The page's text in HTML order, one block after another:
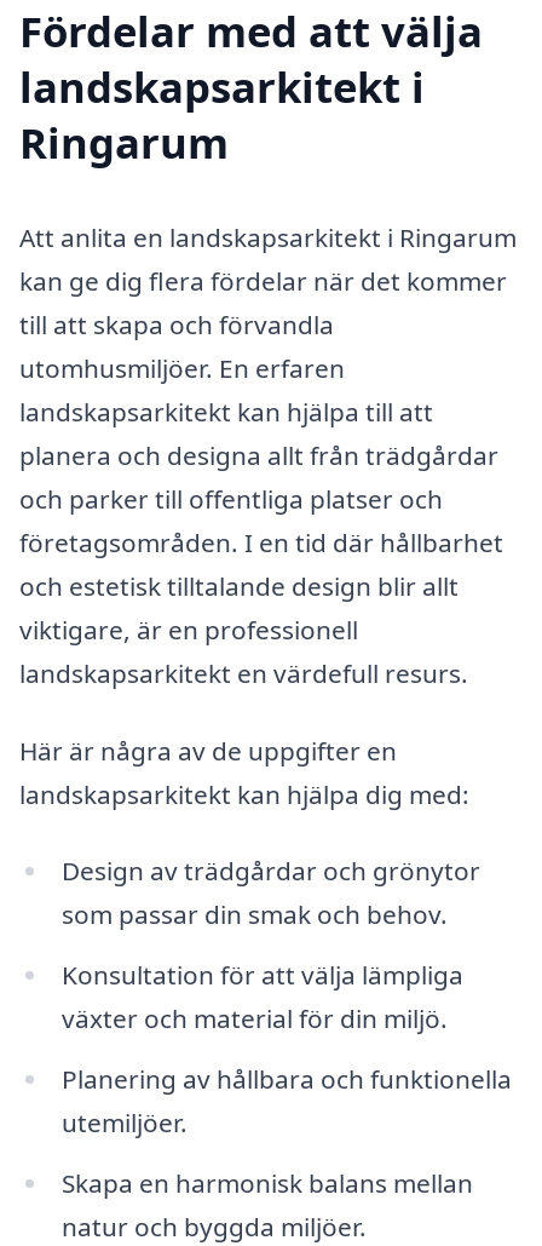
Fördelar med att välja
landskapsarkitekt i
Ringarum
Att anlita en landskapsarkitekt i Ringarum
kan ge dig flera fördelar när det kommer
till att skapa och förvandla
utomhusmiljöer. En erfaren
landskapsarkitekt kan hjälpa till att
planera och designa allt från trädgårdar
och parker till offentliga platser och
företagsområden. I en tid där hållbarhet
och estetisk tilltalande design blir allt
viktigare, är en professionell
landskapsarkitekt en värdefull resurs.
Här är några av de uppgifter en
landskapsarkitekt kan hjälpa dig med:
Design av trädgårdar och grönytor
som passar din smak och behov.
Konsultation för att välja lämpliga
växter och material för din miljö.
Planering av hållbara och funktionella
utemiljöer.
Skapa en harmonisk balans mellan
natur och byggda miljöer.